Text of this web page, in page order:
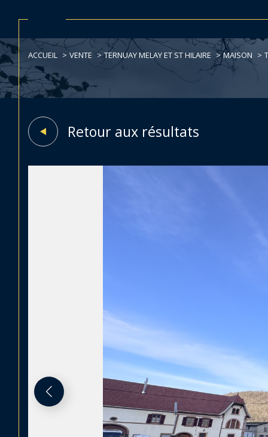
Acheter
de l'ancien
TYPE DE BIEN 1
Maison 70270 - Ternuay-
ACCUEIL VENTE TERNUAY MELAY ET ST HILAIRE MAISON
Retour aux résultats